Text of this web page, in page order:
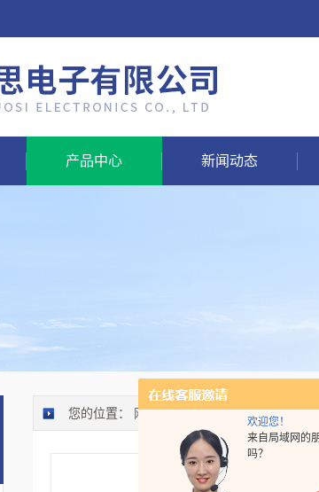
欢迎您！
来自局域网的
吗？
产品中心 新闻动态
您的位置： 网站首页>产品中心> >电导率